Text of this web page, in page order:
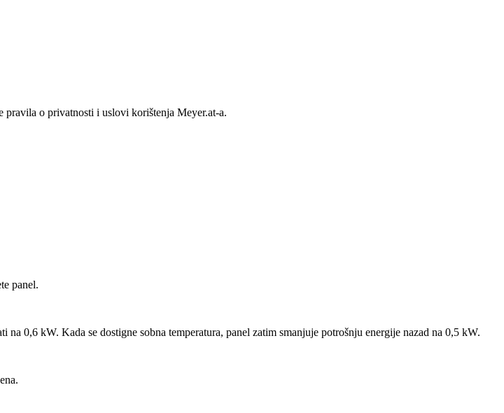
pravila o privatnosti i uslovi korištenja Meyer.at-a.
panel.
0,6 kW. Kada se dostigne sobna temperatura, panel zatim smanjuje potrošnju energije nazad na 0,5 kW.